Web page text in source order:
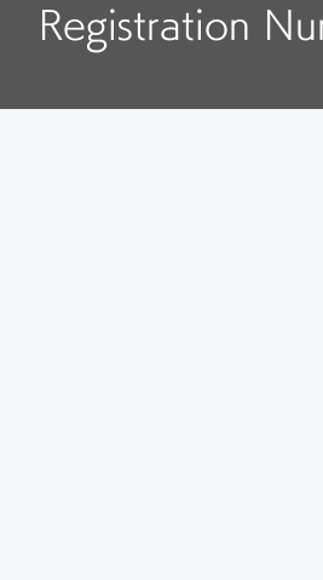
Registration